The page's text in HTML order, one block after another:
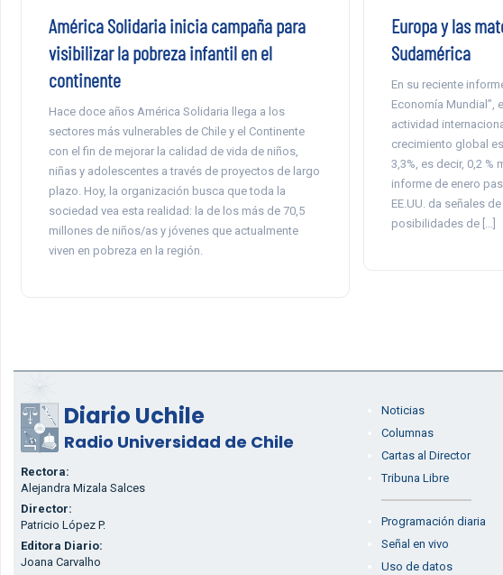
América Solidaria inicia campaña para
visibilizar la pobreza infantil en el
continente
Hace doce años América Solidaria llega a los
sectores más vulnerables de Chile y el Continente
con el fin de mejorar la calidad de vida de niños,
niñas y adolescentes a través de proyectos de largo
plazo. Hoy, la organización busca que toda la
sociedad vea esta realidad: la de los más de 70,5
millones de niños/as y jóvenes que actualmente
viven en pobreza en la región.
Europa y las
Sudamérica
En su reciente
Economía Mundial”,
actividad
crecimiento global
3,3%, es decir, 0,2 %
informe de enero
EE.UU. da señales
posibilidades de […]
Diario Uchile
Radio Universidad de Chile
Rectora:
Alejandra Mizala Salces
Director:
Patricio López P.
Editora Diario:
Joana Carvalho
Noticias
Columnas
Cartas al Director
Tribuna Libre
Programación diaria
Señal en vivo
Uso de datos